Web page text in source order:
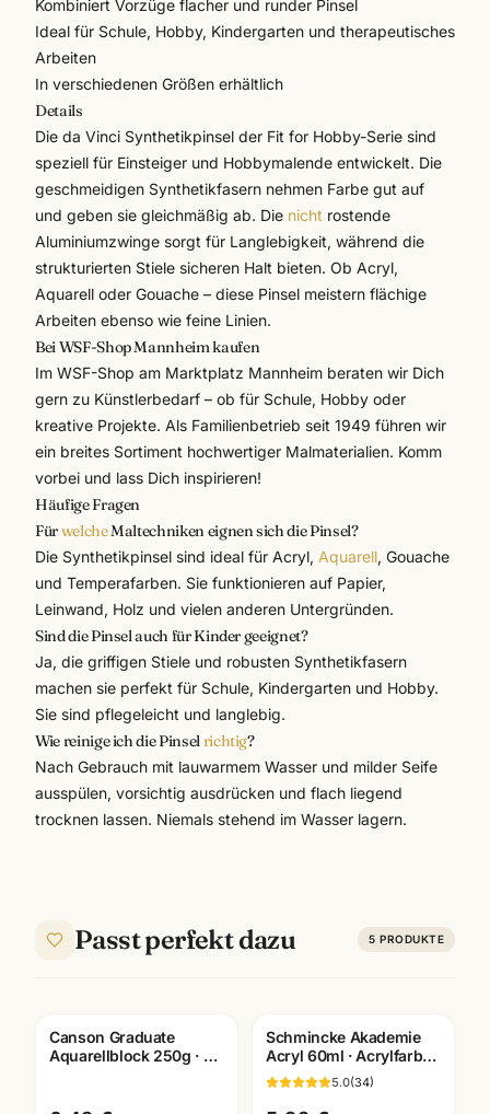
Kombiniert Vorzüge flacher und runder Pinsel
Ideal für Schule, Hobby, Kindergarten und therapeutisches
Arbeiten
In verschiedenen Größen erhältlich
Details
Die da Vinci Synthetikpinsel der Fit for Hobby-Serie sind
speziell für Einsteiger und Hobbymalende entwickelt. Die
geschmeidigen Synthetikfasern nehmen Farbe gut auf
und geben sie gleichmäßig ab. Die nicht rostende
Aluminiumzwinge sorgt für Langlebigkeit, während die
strukturierten Stiele sicheren Halt bieten. Ob Acryl,
Aquarell oder Gouache – diese Pinsel meistern flächige
Arbeiten ebenso wie feine Linien.
Bei WSF-Shop Mannheim kaufen
Im WSF-Shop am Marktplatz Mannheim beraten wir Dich
gern zu Künstlerbedarf – ob für Schule, Hobby oder
kreative Projekte. Als Familienbetrieb seit 1949 führen wir
ein breites Sortiment hochwertiger Malmaterialien. Komm
vorbei und lass Dich inspirieren!
Häufige Fragen
FürwelcheMaltechniken eignen sich die Pinsel?
Die Synthetikpinsel sind ideal für Acryl, Aquarell, Gouache
und Temperafarben. Sie funktionieren auf Papier,
Leinwand, Holz und vielen anderen Untergründen.
Sind die Pinsel auch für Kinder geeignet?
Ja, die griffigen Stiele und robusten Synthetikfasern
machen sie perfekt für Schule, Kindergarten und Hobby.
Sie sind pflegeleicht und langlebig.
Wie reinige ich die Pinselrichtig?
Nach Gebrauch mit lauwarmem Wasser und milder Seife
ausspülen, vorsichtig ausdrücken und flach liegend
trocknen lassen. Niemals stehend im Wasser lagern.
Passt perfekt dazu 5 PRODUKTE
Canson Graduate
Aquarellblock 250g · 20
Schmincke Akademie
Acryl 60ml · Acrylfarben
einzeln · Künstlerbedarf
Mannheim
5.0(34)